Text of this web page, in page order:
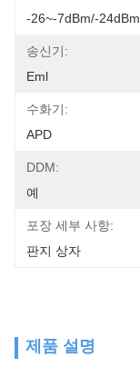
-26~-7dBm/-24dBm
송신기:
Eml
수화기:
APD
DDM:
예
포장 세부 사항:
판지 상자
제품 설명